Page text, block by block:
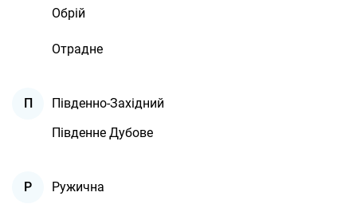
Обрій
Отрадне
П
Південно-Західний
Південне Дубове
Р
Ружична